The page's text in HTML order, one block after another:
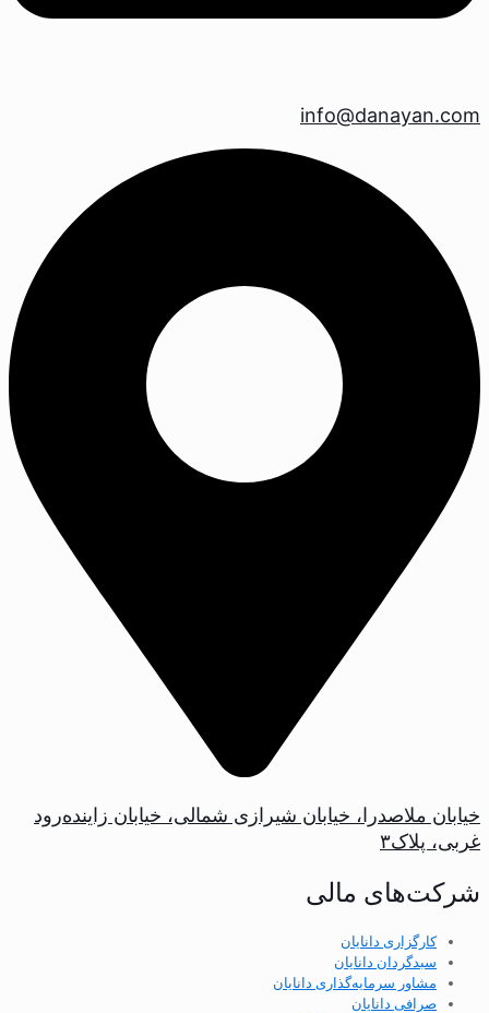
info@danayan.com
خیابان ملاصدرا، خیابان شیرازی شمالی، خیابان زاینده‌رود
غربی، پلاک‌۳
شرکت‌های مالی
کارگزاری دانایان
سبدگردان دانایان
مشاور سرمایه‌گذاری دانایان
صرافی دانایان